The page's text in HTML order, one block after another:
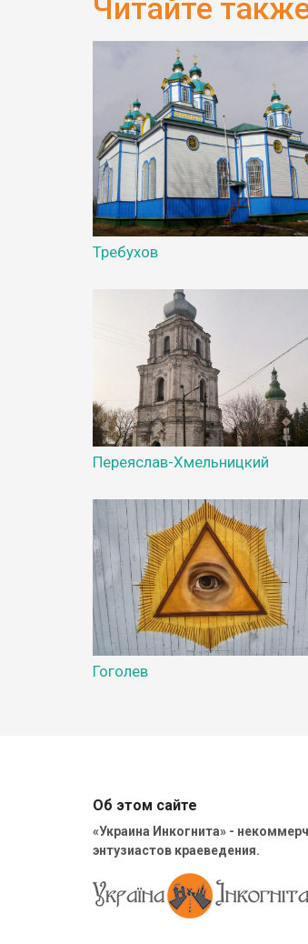
Читайте
Требухов
Переяслав-Хмельницкий
Гоголев
Об этом сайте
«Украина Инкогнита» -
энтузиастов краеведения.